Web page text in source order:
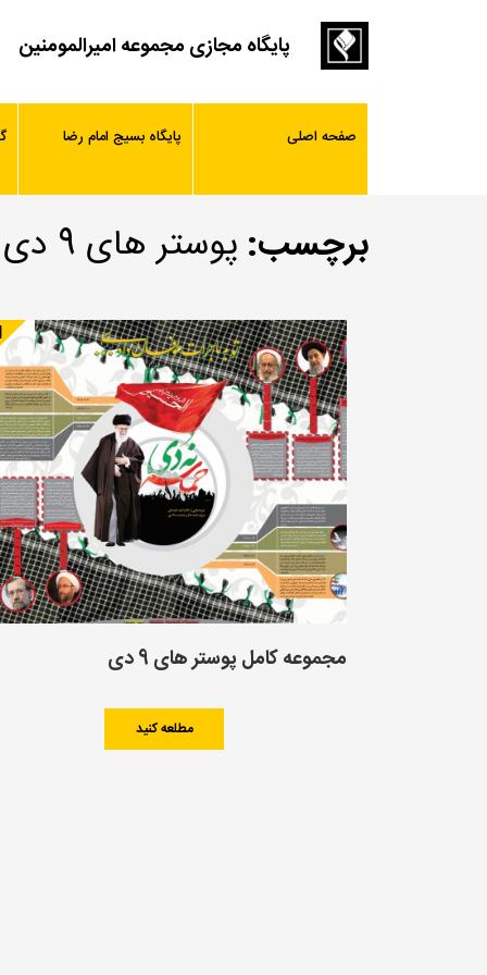
پایگاه مجازی مجموعه امیرالمومنین
صفحه اصلی پایگاه بسیج امام رضا
برچسب: پوستر های 9 دی
مجموعه کامل پوستر های 9 دی
مطلعه کنید